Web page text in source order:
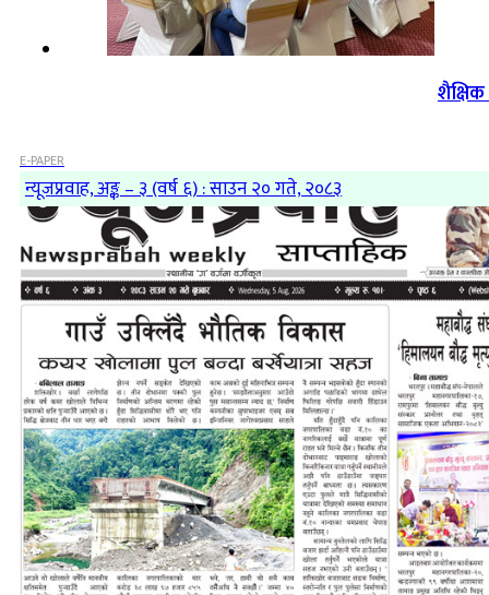
E-PAPER
न्यूजप्रवाह, अङ्क – ३ (वर्ष ६) : साउन २० गते, २०८३